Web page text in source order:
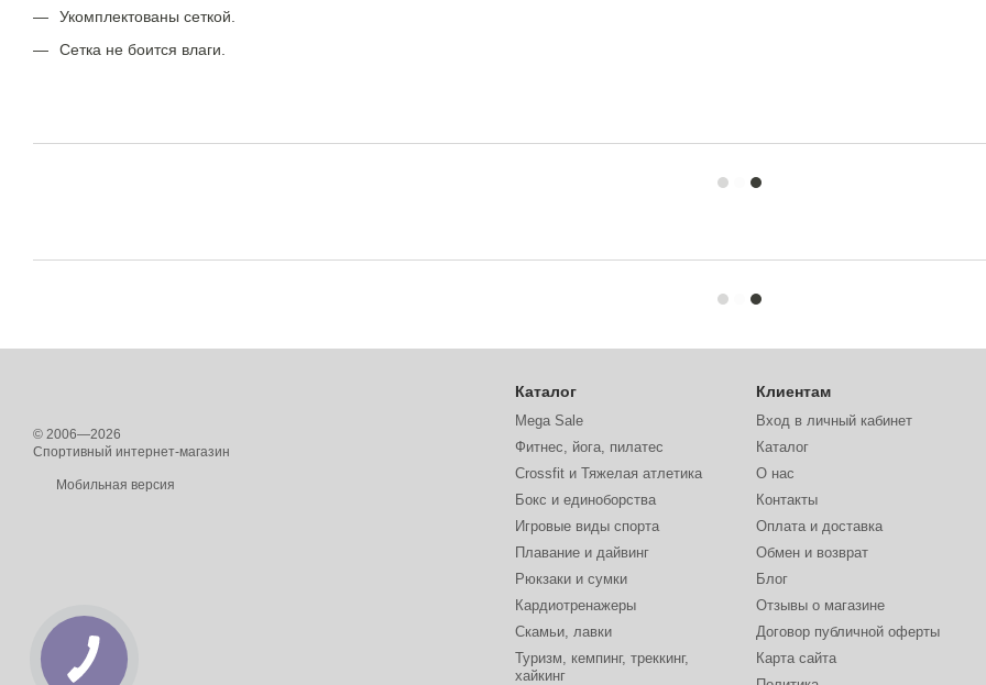
Укомплектованы сеткой.
Сетка не боится влаги.
© 2006—2026
Спортивный интернет-магазин
Мобильная версия
Каталог
Mega Sale
Фитнес, йога, пилатес
Crossfit и Тяжелая атлетика
Бокс и единоборства
Игровые виды спорта
Плавание и дайвинг
Рюкзаки и сумки
Кардиотренажеры
Скамьи, лавки
Туризм, кемпинг, треккинг,
хайкинг
Клиентам
Вход в личный кабинет
Каталог
О нас
Контакты
Оплата и доставка
Обмен и возврат
Блог
Отзывы о магазине
Договор публичной оферты
Карта сайта